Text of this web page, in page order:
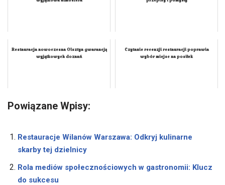
wyjątkowa atmosfera
przepisy i pomysły
Restauracja nowoczesna Olsztyn gwarancją
wyjątkowych doznań
Czytanie recenzji restauracji poprawia
wybór miejsc na posiłek
Powiązane Wpisy:
Restauracje Wilanów Warszawa: Odkryj kulinarne
skarby tej dzielnicy
Rola mediów społecznościowych w gastronomii: Klucz
do sukcesu